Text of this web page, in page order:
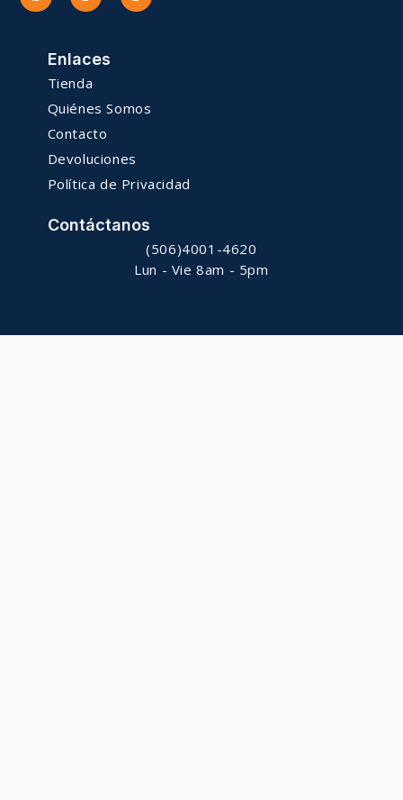
Enlaces
Tienda
Quiénes Somos
Contacto
Devoluciones
Política de Privacidad
Contáctanos
(506)4001-4620
Lun - Vie 8am - 5pm